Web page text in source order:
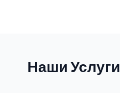
Наши Услуги